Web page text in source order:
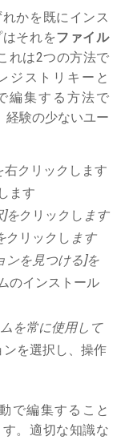
かを既にインス
それをファイル
れは2つの方法で
ジストリキーと
編集する方法で
経験の少ないユー
右クリックします
ます
]をクリックし ます
クリックし ます
ンを見つける]を
のインストール
を常に使用して
ンを選択し、操作
で編集すること
。適切な知識な